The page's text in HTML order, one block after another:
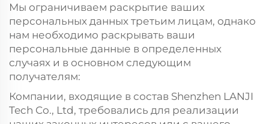
Мы ограничиваем раскрытие ваших
персональных данных третьим лицам, однако
нам необходимо раскрывать ваши
персональные данные в определенных
случаях и в основном следующим
получателям:
Компании, входящие в состав Shenzhen LANJI
Tech Co., Ltd, требовались для реализации